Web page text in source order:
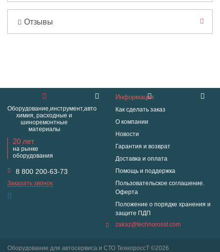
Отзывы
Оборудование,инструмент,авто
химия, расходные и
шиноремонтные
материалы
20 лет
на рынке
оборудования
8 800 200-63-73
Заказать звонок
Информация
Как сделать заказ
О компании
Новости
Гарантия и возврат
Доставка и оплата
Помощь и поддержка
Пользовательское соглашение.
Оферта
Положение о порядке хранения и
защите ПДП
zakaz@technorosst.com
Оборудование для автосервиса и СТО ТехнороссТ ©2026